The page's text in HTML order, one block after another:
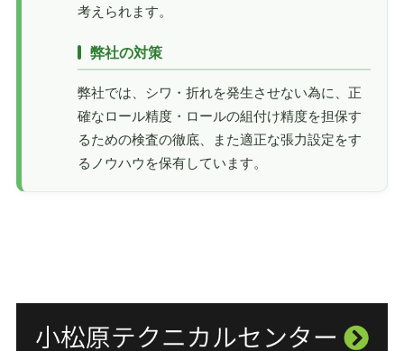
考えられます。
弊社の対策
弊社では、シワ・折れを発生させない為に、正
確なロール精度・ロールの組付け精度を担保す
るための検査の徹底、また適正な張力設定をす
るノウハウを保有しています。